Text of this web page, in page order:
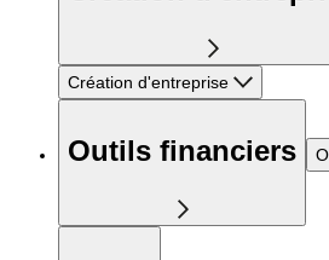
Création d'entreprise
Outils financiers